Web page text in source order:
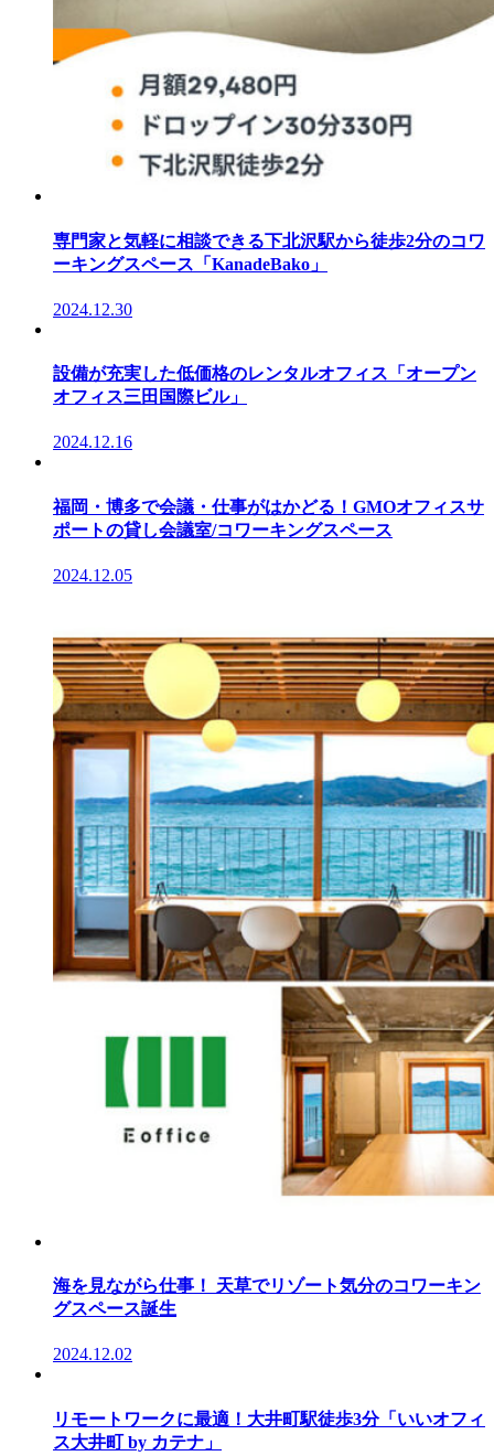
専門家と気軽に相談できる下北沢駅から徒歩2分のコワ
ーキングスペース「KanadeBako」
2024.12.30
設備が充実した低価格のレンタルオフィス「オープン
オフィス三田国際ビル」
2024.12.16
福岡・博多で会議・仕事がはかどる！GMOオフィスサ
ポートの貸し会議室/コワーキングスペース
2024.12.05
海を見ながら仕事！ 天草でリゾート気分のコワーキン
グスペース誕生
2024.12.02
リモートワークに最適！大井町駅徒歩3分「いいオフィ
ス大井町 by カテナ」